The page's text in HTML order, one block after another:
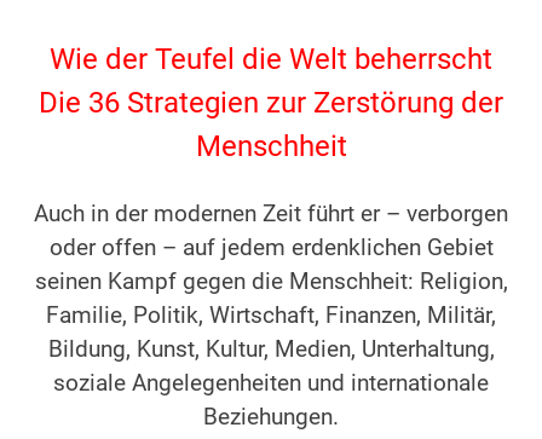
Wie der Teufel die Welt beherrscht
Die 36 Strategien zur Zerstörung der
Menschheit
Auch in der modernen Zeit führt er – verborgen
oder offen – auf jedem erdenklichen Gebiet
seinen Kampf gegen die Menschheit: Religion,
Familie, Politik, Wirtschaft, Finanzen, Militär,
Bildung, Kunst, Kultur, Medien, Unterhaltung,
soziale Angelegenheiten und internationale
Beziehungen.